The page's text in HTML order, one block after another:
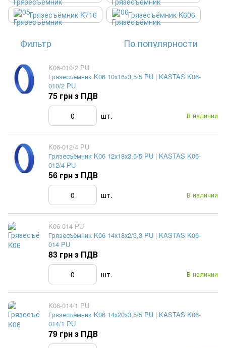
Грязесъёмник K716
Грязесъёмник K606
Фильтр По популярности
K06-010/2 PU
Грязесъёмник K06 10х16х3,5/5 PU | KASTAS K06-
010/2 PU
В наличии
75 грн з ПДВ
шт.
K06-012/4 PU
Грязесъёмник K06 12х18х3.5/5 PU | KASTAS K06-
012/4 PU
В наличии
56 грн з ПДВ
шт.
K06-014 PU
Грязесъёмник K06 14х18х2/3,3 PU | KASTAS K06-
014 PU
В наличии
83 грн з ПДВ
шт.
K06-014/1 PU
Грязесъёмник K06 14х20х3,5/5 PU | KASTAS K06-
014/1 PU
79 грн з ПДВ